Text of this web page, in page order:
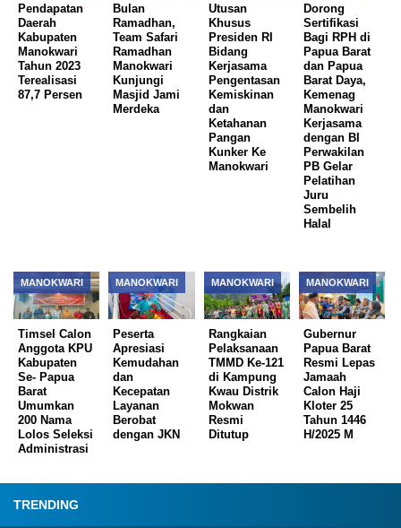
Pendapatan
Daerah
Kabupaten
Manokwari
Tahun 2023
Terealisasi
87,7 Persen
Bulan
Ramadhan,
Team Safari
Ramadhan
Manokwari
Kunjungi
Masjid Jami
Merdeka
Utusan
Khusus
Presiden RI
Bidang
Kerjasama
Pengentasan
Kemiskinan
dan
Ketahanan
Pangan
Kunker Ke
Manokwari
Dorong
Sertifikasi
Bagi RPH di
Papua Barat
dan Papua
Barat Daya,
Kemenag
Manokwari
Kerjasama
dengan BI
Perwakilan
PB Gelar
Pelatihan
Juru
Sembelih
Halal
MANOKWARI
Timsel Calon
Anggota KPU
Kabupaten
Se- Papua
Barat
Umumkan
200 Nama
Lolos Seleksi
Administrasi
MANOKWARI
Peserta
Apresiasi
Kemudahan
dan
Kecepatan
Layanan
Berobat
dengan JKN
MANOKWARI
Rangkaian
Pelaksanaan
TMMD Ke-121
di Kampung
Kwau Distrik
Mokwan
Resmi
Ditutup
MANOKWARI
Gubernur
Papua Barat
Resmi Lepas
Jamaah
Calon Haji
Kloter 25
Tahun 1446
H/2025 M
TRENDING